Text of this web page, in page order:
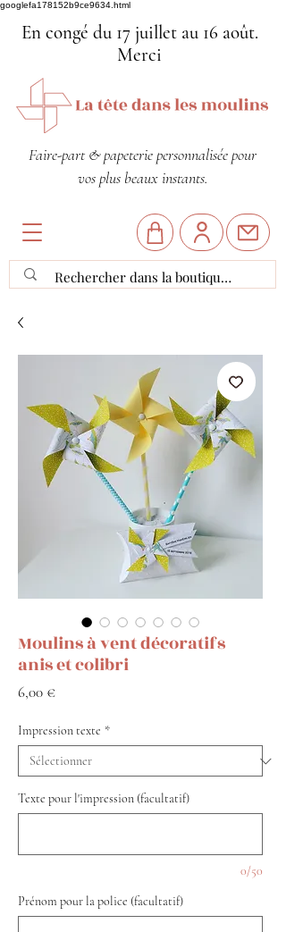
googlefa178152b9ce9634.html
Faire-part & papeterie personnalisée pour
vos plus beaux instants.
En congé du 17 juillet au 16 août.
Merci
Moulins à vent décoratifs
anis et colibri
6,00 €Prix
Impression texte *
Texte pour l'impression (facultatif)
0/50
Prénom pour la police (facultatif)